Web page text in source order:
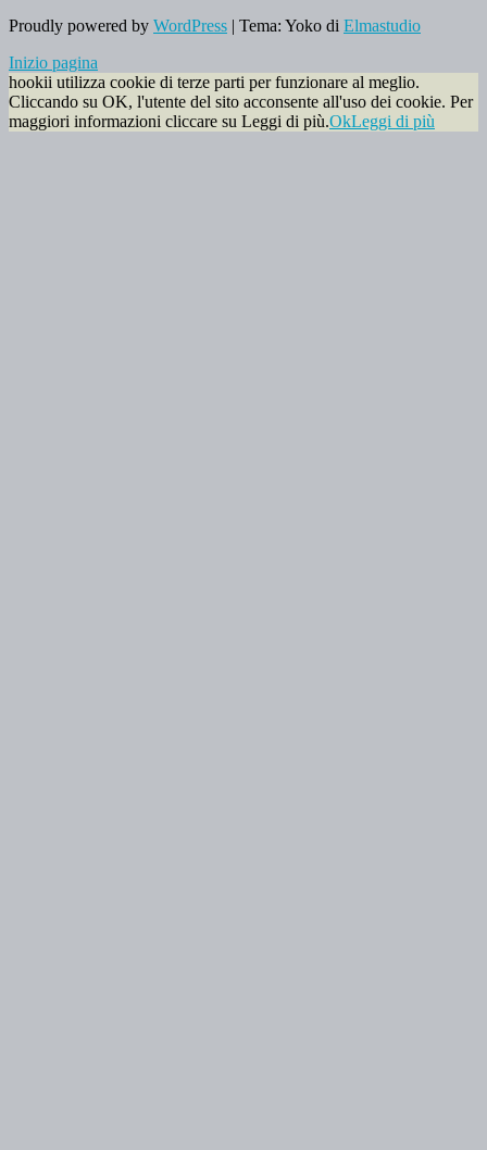
Proudly powered by WordPress | Tema: Yoko di Elmastudio
Inizio pagina
hookii utilizza cookie di terze parti per funzionare al meglio.
Cliccando su OK, l'utente del sito acconsente all'uso dei cookie. Per
maggiori informazioni cliccare su Leggi di più.OkLeggi di più